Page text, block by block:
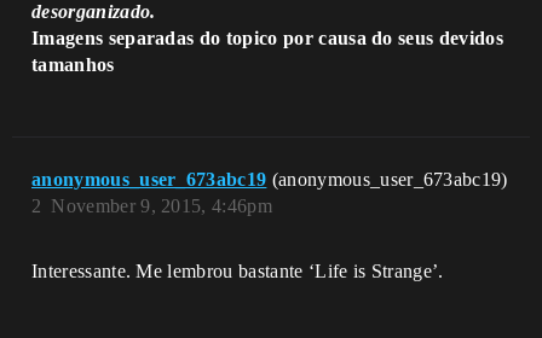
desorganizado.
Imagens separadas do topico por causa do seus devidos
tamanhos
anonymous_user_673abc19 (anonymous_user_673abc19)
November 9, 2015, 4:46pm
2
Interessante. Me lembrou bastante ‘Life is Strange’.